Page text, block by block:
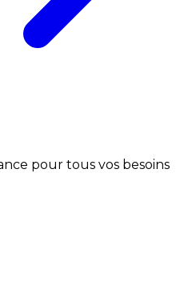
pour tous vos besoins